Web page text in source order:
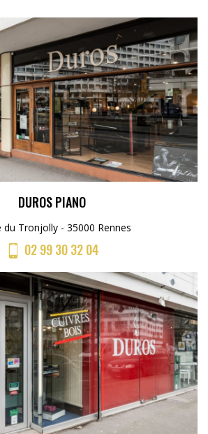
DUROS PIANO
du Tronjolly - 35000 Rennes
02 99 30 32 04